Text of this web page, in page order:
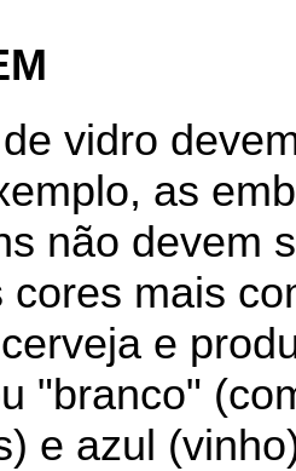
vidro
as
não devem
cores mais
e
"branco"
e azul